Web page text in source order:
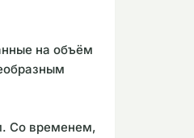
на объём
Со временем,